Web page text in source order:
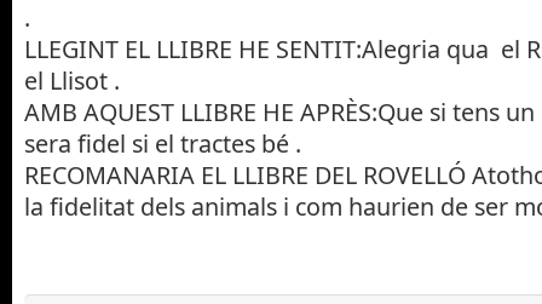
.
LLEGINT EL LLIBRE HE SENTIT:Alegria qua el
el Llisot .
AMB AQUEST LLIBRE HE APRÈS:Que si tens
sera fidel si el tractes bé .
RECOMANARIA EL LLIBRE DEL ROVELLÓ
la fidelitat dels animals i com haurien de ser